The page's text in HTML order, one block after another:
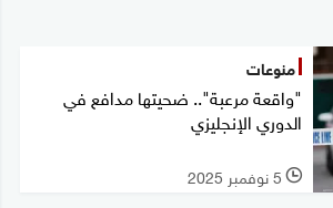
منوعات
"واقعة مرعبة".. ضحيتها مدافع في
الدوري الإنجليزي
l 5 نوفمبر 2025